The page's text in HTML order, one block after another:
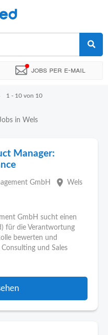
Jobs per e-mail
Unternehmen
1 - 10 von 10
in Wels
Manager:
GmbH place Wels
GmbH sucht einen
für die Verantwortung
bewerten und
und Sales